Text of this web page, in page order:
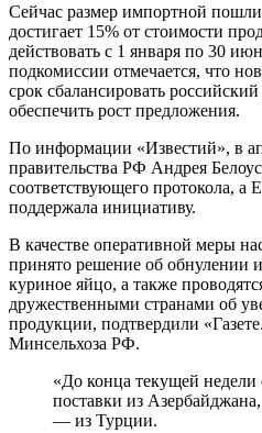
Сейчас размер импортной
достигает 15% от стоимости
действовать с 1 января по 30
подкомиссии отмечается, что
срок сбалансировать
обеспечить рост предложения.
По информации «Известий», в
правительства РФ Андрея
соответствующего протокола, а
поддержала инициативу.
В качестве оперативной меры
принято решение об обнулении
куриное яйцо, а также
дружественными странами об
продукции, подтвердили
Минсельхоза РФ.
«До конца текущей
поставки из
— из Турции.